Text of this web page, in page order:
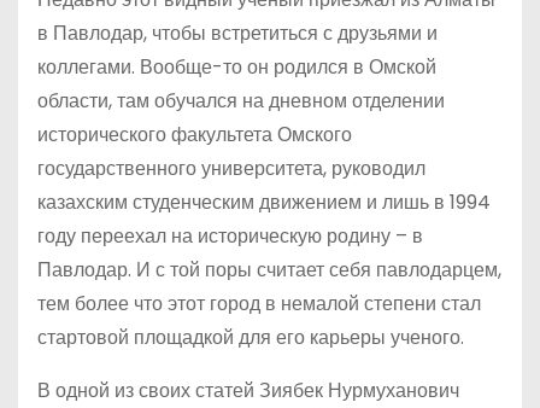
в Павлодар, чтобы встретиться с друзьями и
коллегами. Вообще-то он родился в Омской
области, там обучался на дневном отделении
исторического факультета Омского
государственного университета, руководил
казахским студенческим движением и лишь в 1994
году переехал на историческую родину – в
Павлодар. И с той поры считает себя павлодарцем,
тем более что этот город в немалой степени стал
стартовой площадкой для его карьеры ученого.
В одной из своих статей Зиябек Нурмуханович